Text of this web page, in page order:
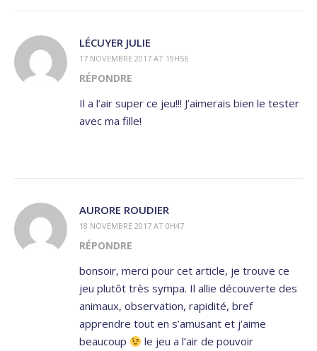
LÉCUYER JULIE
17 NOVEMBRE 2017 AT 19H56
RÉPONDRE
Il a l’air super ce jeu!!! J’aimerais bien le tester
avec ma fille!
AURORE ROUDIER
18 NOVEMBRE 2017 AT 0H47
RÉPONDRE
bonsoir, merci pour cet article, je trouve ce
jeu plutôt très sympa. Il allie découverte des
animaux, observation, rapidité, bref
apprendre tout en s’amusant et j’aime
beaucoup
le jeu a l’air de pouvoir